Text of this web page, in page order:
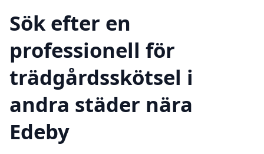
Sök efter en
professionell för
trädgårdsskötsel i
andra städer nära
Edeby